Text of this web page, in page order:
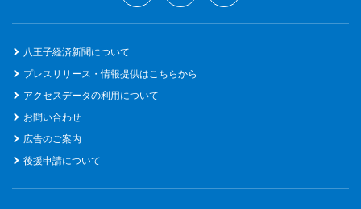
八王子経済新聞について
プレスリリース・情報提供はこちらから
アクセスデータの利用について
お問い合わせ
広告のご案内
後援申請について